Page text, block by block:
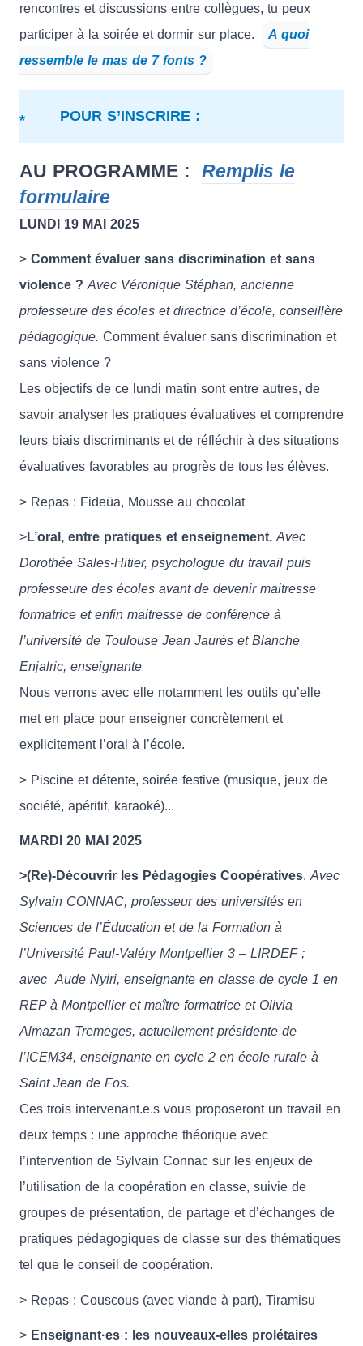
rencontres et discussions entre collègues, tu peux
participer à la soirée et dormir sur place.
A quoi
ressemble le mas de 7 fonts ?
POUR S’INSCRIRE :
AU PROGRAMME :
Remplis le
formulaire
LUNDI 19 MAI 2025
> Comment évaluer sans discrimination et sans
violence ?Avec Véronique Stéphan, ancienne
professeure des écoles et directrice d’école, conseillère
pédagogique. Comment évaluer sans discrimination et
sans violence ?
Les objectifs de ce lundi matin sont entre autres, de
savoir analyser les pratiques évaluatives et comprendre
leurs biais discriminants et de réfléchir à des situations
évaluatives favorables au progrès de tous les élèves.
> Repas : Fideüa, Mousse au chocolat
>L’oral, entre pratiques et enseignement. Avec
Dorothée Sales-Hitier, psychologue du travail puis
professeure des écoles avant de devenir maitresse
formatrice et enfin maitresse de conférence à
l’université de Toulouse Jean Jaurès et Blanche
Enjalric, enseignante
Nous verrons avec elle notamment les outils qu’elle
met en place pour enseigner concrètement et
explicitement l’oral à l’école.
> Piscine et détente, soirée festive (musique, jeux de
société, apéritif, karaoké)...
MARDI 20 MAI 2025
>(Re)-Découvrir les Pédagogies Coopératives. Avec
Sylvain CONNAC, professeur des universités en
Sciences de l’Éducation et de la Formation à
l’Université Paul-Valéry Montpellier 3 – LIRDEF ;
avec Aude Nyiri, enseignante en classe de cycle 1 en
REP à Montpellier et maître formatrice et Olivia
Almazan Tremeges, actuellement présidente de
l’ICEM34, enseignante en cycle 2 en école rurale à
Saint Jean de Fos.
Ces trois intervenant.e.s vous proposeront un travail en
deux temps : une approche théorique avec
l’intervention de Sylvain Connac sur les enjeux de
l’utilisation de la coopération en classe, suivie de
groupes de présentation, de partage et d’échanges de
pratiques pédagogiques de classe sur des thématiques
tel que le conseil de coopération.
> Repas : Couscous (avec viande à part), Tiramisu
> Enseignant·es : les nouveaux-elles prolétaires